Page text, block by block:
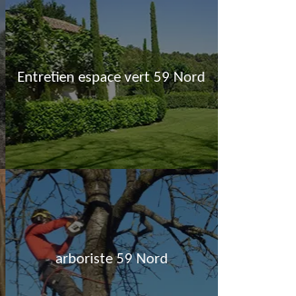
Entretien espace vert 59 Nord
arboriste 59 Nord